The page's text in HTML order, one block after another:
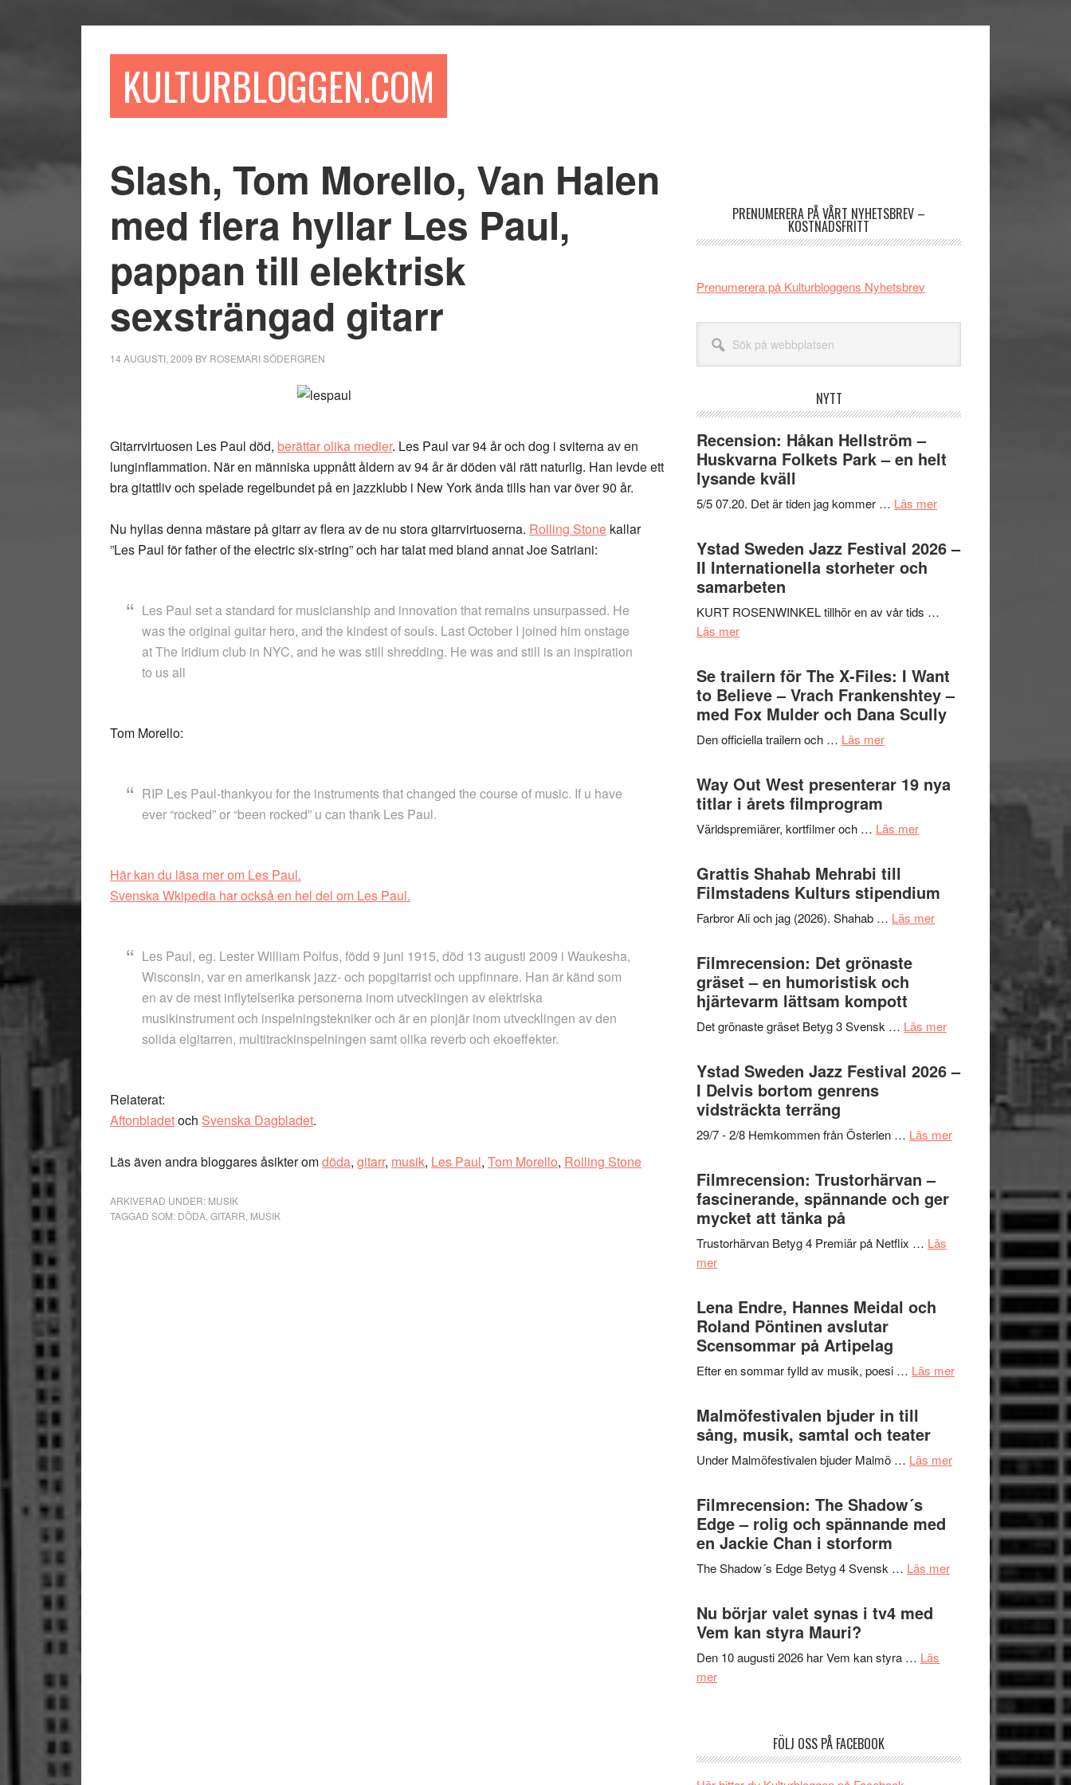
KULTURBLOGGEN.COM
Slash, Tom Morello, Van Halen
med flera hyllar Les Paul,
pappan till elektrisk
sexsträngad gitarr
14 AUGUSTI, 2009 BY ROSEMARI SÖDERGREN
Gitarrvirtuosen Les Paul död, berättar olika medier. Les Paul var 94 år och dog i sviterna av en
lunginflammation. När en människa uppnått åldern av 94 år är döden väl rätt naturlig. Han levde ett
bra gitattliv och spelade regelbundet på en jazzklubb i New York ända tills han var över 90 år.
Nu hyllas denna mästare på gitarr av flera av de nu stora gitarrvirtuoserna. Rolling Stone kallar
”Les Paul för father of the electric six-string” och har talat med bland annat Joe Satriani:
Les Paul set a standard for musicianship and innovation that remains unsurpassed. He
was the original guitar hero, and the kindest of souls. Last October I joined him onstage
at The Iridium club in NYC, and he was still shredding. He was and still is an inspiration
to us all
Tom Morello:
RIP Les Paul-thankyou for the instruments that changed the course of music. If u have
ever “rocked” or “been rocked” u can thank Les Paul.
Här kan du läsa mer om Les Paul.
Svenska Wkipedia har också en hel del om Les Paul.
Les Paul, eg. Lester William Polfus, född 9 juni 1915, död 13 augusti 2009 i Waukesha,
Wisconsin, var en amerikansk jazz- och popgitarrist och uppfinnare. Han är känd som
en av de mest inflytelserika personerna inom utvecklingen av elektriska
musikinstrument och inspelningstekniker och är en pionjär inom utvecklingen av den
solida elgitarren, multitrackinspelningen samt olika reverb och ekoeffekter.
Relaterat:
Aftonbladetoch Svenska Dagbladet.
Läs även andra bloggares åsikter omdöda, gitarr, musik, Les Paul, Tom Morello, Rolling Stone
ARKIVERAD UNDER: MUSIK
TAGGAD SOM: DÖDA GITARR MUSIK
PRENUMERERA PÅ VÅRT NYHETSBREV –
KOSTNADSFRITT
Prenumerera på Kulturbloggens Nyhetsbrev
webbplatsen
NYTT
Recension: Håkan Hellström –
Huskvarna Folkets Park – en helt
lysande kväll
5/5 07.20. Det är tiden jag kommer … Läs merom
Håkan
Hellström
Folkets
en
helt
lysande
Ystad Sweden Jazz Festival 2026 –
II Internationella storheter och
samarbeten
KURT ROSENWINKEL tillhör en av vår tids …
Läs merom
Sweden
Jazz
Festival
2026
–
Internationella
storheter
och
samarbeten
Se trailern för The X-Files: I Want
to Believe – Vrach Frankenshtey –
med Fox Mulder och Dana Scully
Den officiella trailern och … Läs merom
trailern
för
X-
I
Want
to
Believe
Vrach
Frankenshtey
–
med
Mulder
och
Way Out West presenterar 19 nya
titlar i årets filmprogram
Världspremiärer, kortfilmer och … Läs merom
presenterar
19
Grattis Shahab Mehrabi till
Filmstadens Kulturs stipendium
Farbror Ali och jag (2026). Shahab … Läs merom
Kulturs
Filmrecension: Det grönaste
gräset – en humoristisk och
hjärtevarm lättsam kompott
Det grönaste gräset Betyg 3 Svensk … Läs merom
en
hjärtevarm
Ystad Sweden Jazz Festival 2026 –
I Delvis bortom genrens
vidsträckta terräng
29/7 - 2/8 Hemkommen från Österlen … Läs merom
Festival
genrens
vidsträckta
Filmrecension: Trustorhärvan –
fascinerande, spännande och ger
mycket att tänka på
Trustorhärvan Betyg 4 Premiär på Netflix … Läs
merom
Trustorhärvan
–
fascinerande,
spännande
och
mycket
att
tänka
Lena Endre, Hannes Meidal och
Roland Pöntinen avslutar
Scensommar på Artipelag
Efter en sommar fylld av musik, poesi … Läs merom
Hannes
Roland
Pöntinen
Scensommar
Artipelag
Malmöfestivalen bjuder in till
sång, musik, samtal och teater
Under Malmöfestivalen bjuder Malmö … Läs merom
Malmöfestivalen
Filmrecension: The Shadow´s
Edge – rolig och spännande med
en Jackie Chan i storform
The Shadow´s Edge Betyg 4 Svensk … Läs merom
Filmrecension:
spännande
med
Nu börjar valet synas i tv4 med
Vem kan styra Mauri?
Den 10 augusti 2026 har Vem kan styra … Läs
merom
FÖLJ OSS PÅ FACEBOOK